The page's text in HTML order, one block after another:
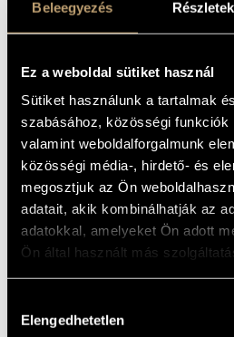
Beleegyezés Részletek
Ez a weboldal sütiket használ
Sütiket használunk a tartalmak
szabásához, közösségi funkciók
valamint weboldalforgalmunk
közösségi média-, hirdető- és
megosztjuk az Ön
adatait, akik kombinálhatják az
adatokkal, amelyeket Ön adott
Ön által használt más
kiválasztása
Elengedhetetlen